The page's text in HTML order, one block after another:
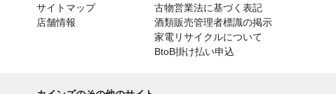
サイトマップ
店舗情報
古物営業法に基づく表記
酒類販売管理者標識の掲示
家電リサイクルについて
BtoB掛け払い申込